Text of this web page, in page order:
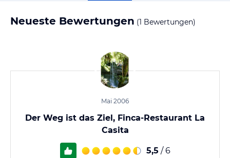
Neueste Bewertungen (1 Bewertungen)
Mai 2006
Der Weg ist das Ziel, Finca-Restaurant La
Casita
5,5 / 6